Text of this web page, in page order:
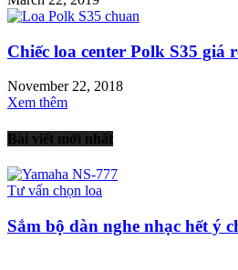
Chiếc loa center Polk S35 giá
November 22, 2018
Xem thêm
Bài viết mới nhất
Tư vấn chọn loa
Sắm bộ dàn nghe nhạc hết ý